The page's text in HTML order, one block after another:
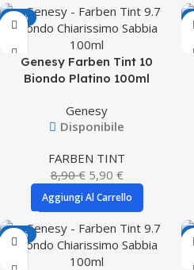
-34%
Genesy Farben Tint 10
Biondo Platino 100ml
Genesy
Disponibile
FARBEN TINT
8,90€ 5,90 €
Aggiungi Al Carrello
-34%